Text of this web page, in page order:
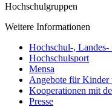
Hochschulgruppen
Weitere Informationen
Hochschul-,
Hochschulsport
Mensa
Angebote für Kinder
Kooperationen mit
Presse